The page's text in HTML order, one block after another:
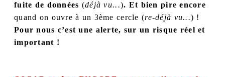
fuite de données (déjà vu...). Et bien pire encore
quand on ouvre à un 3ème cercle (re-déjà vu...) !
Pour nous c’est une alerte, sur un risque réel et
important !